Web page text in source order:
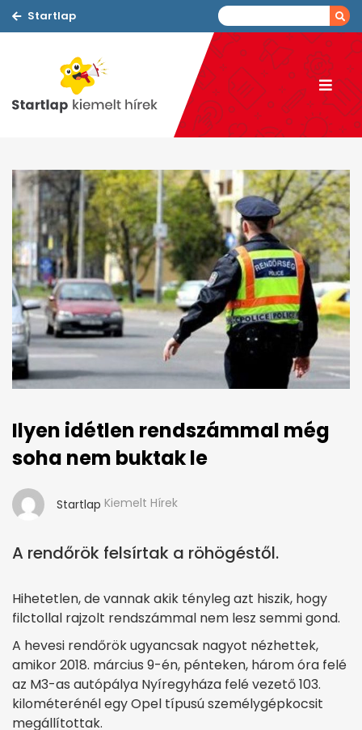
Startlap
Ilyen idétlen rendszámmal még
soha nem buktak le
Startlap Kiemelt Hírek
A rendőrök felsírtak a röhögéstől.
Hihetetlen, de vannak akik tényleg azt hiszik, hogy
filctollal rajzolt rendszámmal nem lesz semmi gond.
A hevesi rendőrök ugyancsak nagyot nézhettek,
amikor 2018. március 9-én, pénteken, három óra felé
az M3-as autópálya Nyíregyháza felé vezető 103.
kilométerénél egy Opel típusú személygépkocsit
megállítottak.